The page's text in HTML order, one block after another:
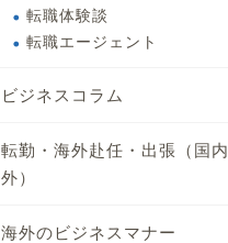
転職体験談
転職エージェント
ビジネスコラム
転勤・海外赴任・出張（国内
外）
海外のビジネスマナー